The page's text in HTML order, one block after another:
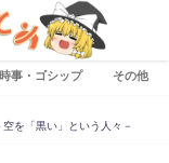
時事・ゴシップ その他
を「黒い」という人々－